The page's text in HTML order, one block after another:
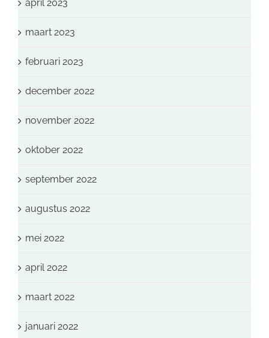
april 2023
maart 2023
februari 2023
december 2022
november 2022
oktober 2022
september 2022
augustus 2022
mei 2022
april 2022
maart 2022
januari 2022